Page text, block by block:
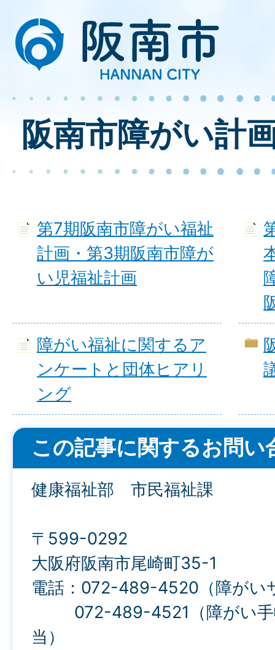
阪南市障がい計
第7期阪南市障がい福祉
計画・第3期阪南市障が
い児福祉計画
障がい福祉に関するア
ンケートと団体ヒアリ
ング
この記事に関するお問い
健康福祉部 市民福祉課
〒599-0292
大阪府阪南市尾崎町35-1
電話：072-489-4520（障がい
072-489-4521（障がい手
当）